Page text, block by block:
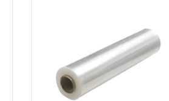
1.6kg (300gr core) 50cm
4,50€ + ΦΠΑ
i
6,50€ i